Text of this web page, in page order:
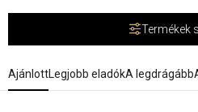
Termékek
AjánlottLegjobb eladókA legdrágább